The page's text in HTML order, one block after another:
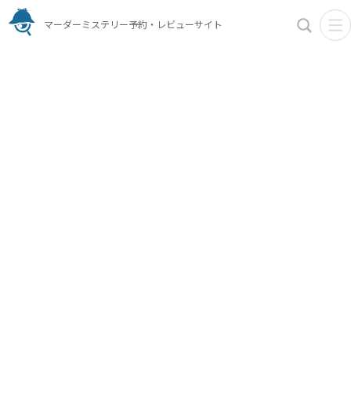
マーダーミステリー予約・レビューサイト